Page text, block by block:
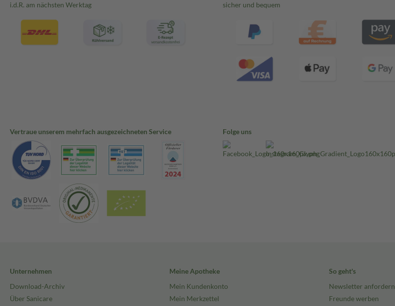
i.d.R. am nächsten Werktag
sicher und bequem
Vertraue unserem mehrfach ausgezeichneten Service Folge uns
Unternehmen
Download-Archiv
Über Sanicare
Meine Apotheke
Mein Kundenkonto
Mein Merkzettel
So geht's
Newsletter anfordern
Freunde werben